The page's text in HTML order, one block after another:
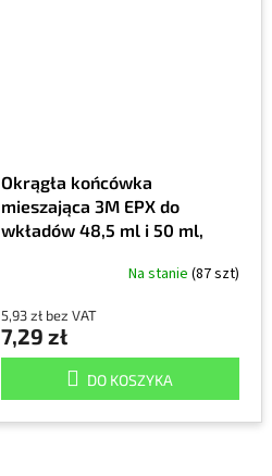
Okrągła końcówka
mieszająca 3M EPX do
wkładów 48,5 ml i 50 ml,
Na stanie (87 szt)
5,93 zł bez VAT
7,29 zł
DO KOSZYKA